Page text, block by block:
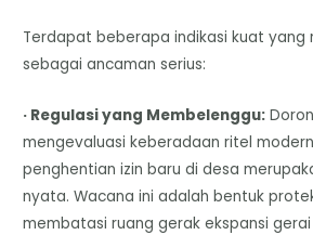
Terdapat beberapa indikasi kuat yang
sebagai ancaman serius:
· Regulasi yang Membelenggu:
mengevaluasi keberadaan ritel
penghentian izin baru di desa
nyata. Wacana ini adalah bentuk
membatasi ruang gerak ekspansi